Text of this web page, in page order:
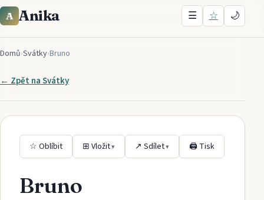
A Anika ☰ ☆ 🌙
Domů›Svátky›Bruno
← Zpět naSvátky
☆ Oblíbit ⊞ Vložit▾ ↗ Sdílet▾ 🖨 Tisk
Bruno